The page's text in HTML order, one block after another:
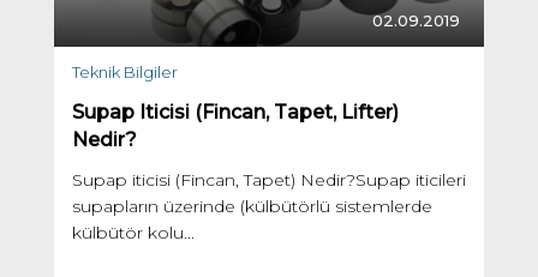
02.09.2019
Teknik Bilgiler
Supap Iticisi (Fincan, Tapet, Lifter)
Nedir?
Supap iticisi (Fincan, Tapet) Nedir?Supap iticileri
supapların üzerinde (külbütörlü sistemlerde
külbütör kolu...